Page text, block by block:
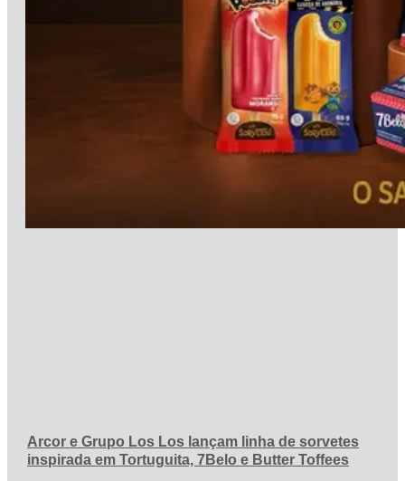
Arcor e Grupo Los Los lançam linha de sorvetes
inspirada em Tortuguita, 7Belo e Butter Toffees